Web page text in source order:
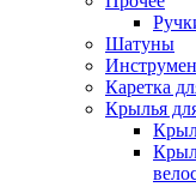
Шатуны
Каретка
Крылья